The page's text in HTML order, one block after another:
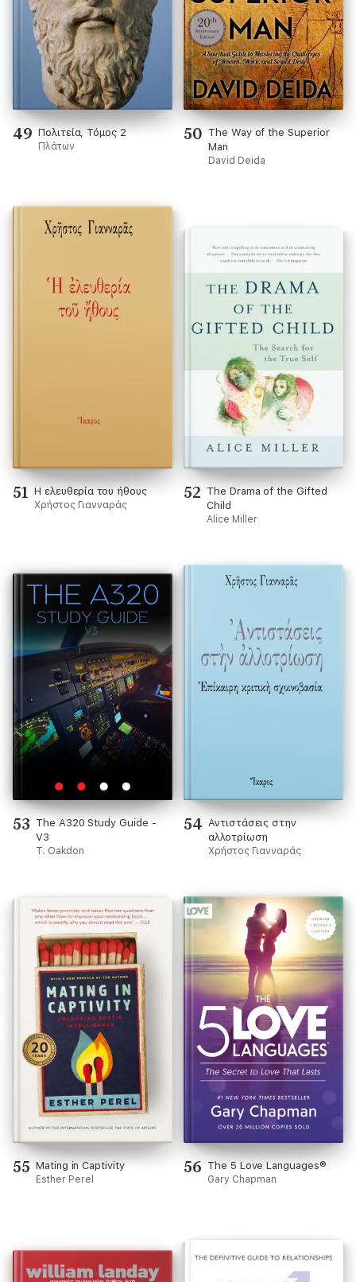
49 Πολιτεία, Τόμος 2
Πλάτων
50 The Way of the Superior
Man
David Deida
51 Η ελευθερία του ήθους
Χρήστος Γιανναράς
52 The Drama of the Gifted
Child
Alice Miller
53 The A320 Study Guide -
V3
T. Oakdon
54 Αντιστάσεις στην
αλλοτρίωση
Χρήστος Γιανναράς
55 Mating in Captivity
Esther Perel
56 The 5 Love Languages®
Gary Chapman